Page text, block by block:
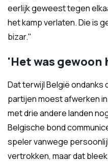
eerlijk geweest tegen
het kamp verlaten. Die is
bizar."
'Het was gewoon
Dat terwijl België ondanks
partijen moest afwerken
met drie andere landen
Belgische bond
speler vanwege
vertrokken, maar dat